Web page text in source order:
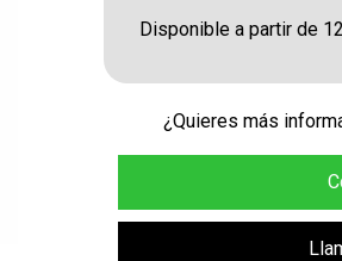
Disponible a partir de
¿Quieres más